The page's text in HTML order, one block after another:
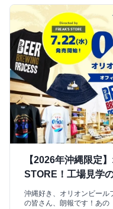
【2026年沖縄限定
STORE！工場見学
沖縄好き、オリオンビール
の皆さん、朗報です！あの